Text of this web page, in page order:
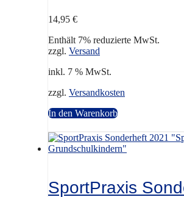
14,95 €
Enthält 7% reduzierte MwSt.
zzgl. Versand
inkl. 7 % MwSt.
zzgl. Versandkosten
In den Warenkorb
SportPraxis